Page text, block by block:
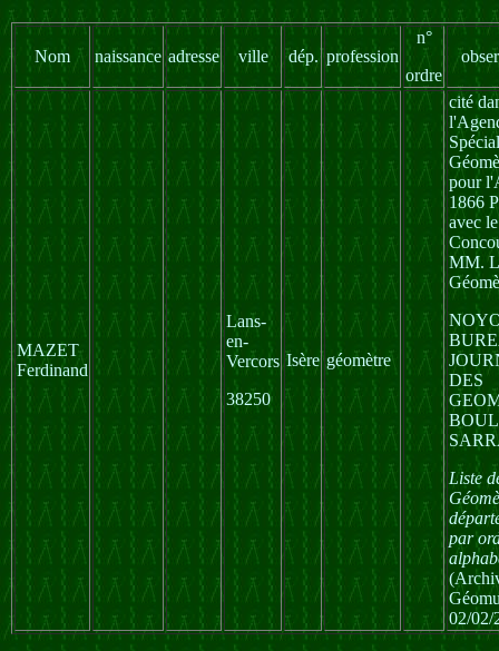
Nom naissance adresse ville dép. profession
n°
ordre
MAZET
Ferdinand
Lans-
en-
Vercors
38250
Isère géomètre
cité
pour
1866
avec le
MM.
DES
Liste
par
02/02/